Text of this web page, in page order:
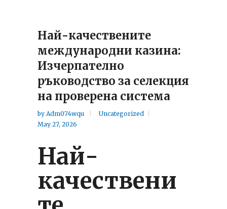
Най-качествените
международни казина:
Изчерпателно
ръководство за селекция
на проверена система
by Adm074wqu
Uncategorized
May 27, 2026
Най-
качествени